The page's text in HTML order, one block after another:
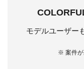
モデルユーザー
※ 案件が